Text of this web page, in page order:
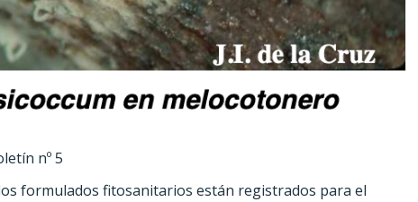
nº 5
formulados fitosanitarios están registrados para el